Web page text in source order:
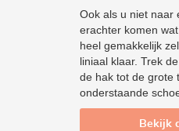
Ook als u niet naar
erachter komen
heel gemakkelijk
liniaal klaar. Trek
de hak tot de grote
onderstaande
Bekijk